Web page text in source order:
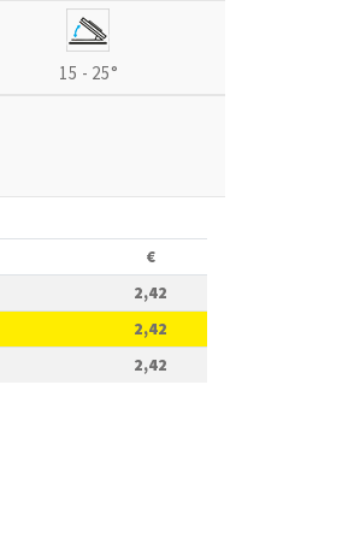
15 - 25°
€
2,42
2,42
2,42